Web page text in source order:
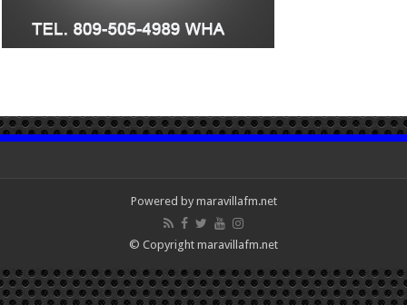
Powered by maravillafm.net
© Copyright maravillafm.net